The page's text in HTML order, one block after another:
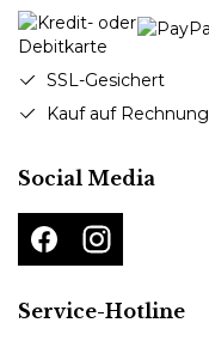
SSL-Gesichert
Kauf auf Rechnung
Social Media
Service-Hotline